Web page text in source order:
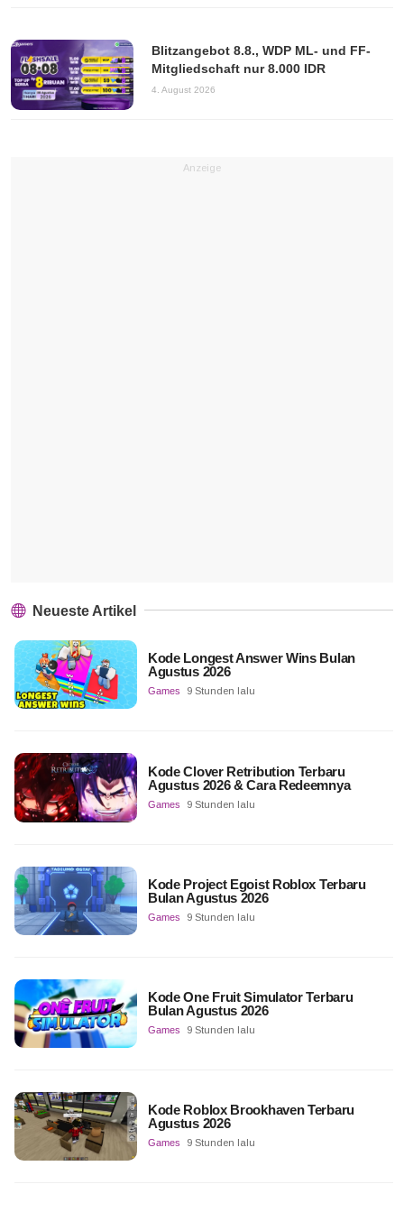
Blitzangebot 8.8., WDP ML- und FF-
Mitgliedschaft nur 8.000 IDR
4. August 2026
Anzeige
Neueste Artikel
Kode Longest Answer Wins Bulan
Agustus 2026
Games 9 Stunden lalu
Kode Clover Retribution Terbaru
Agustus 2026 & Cara Redeemnya
Games 9 Stunden lalu
Kode Project Egoist Roblox Terbaru
Bulan Agustus 2026
Games 9 Stunden lalu
Kode One Fruit Simulator Terbaru
Bulan Agustus 2026
Games 9 Stunden lalu
Kode Roblox Brookhaven Terbaru
Agustus 2026
Games 9 Stunden lalu